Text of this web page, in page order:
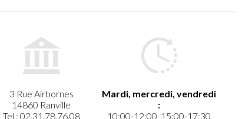
3 Rue Airbornes
14860 Ranville
Tel : 02.31.78.76.08
Mardi, mercredi, vendredi
:
10:00-12:00, 15:00-17:30